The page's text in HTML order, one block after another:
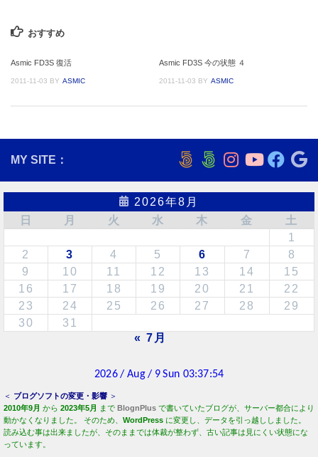
おすすめ
Asmic FD3S 復活
2011-11-03 BY ASMIC
Asmic FD3S 今の状態 ４
2011-11-03 BY ASMIC
MY SITE：
2026年8月
日
月 火 水 木 金
土
1
2
3 4 5 6 7
8
9
10 11 12 13 14
15
16
17 18 19 20 21
22
23
24 25 26 27 28
29
30
31
« 7月
＜ ブログソフトの変更・影響 ＞
2010年9月 から 2023年5月 まで BlognPlus で書いていたブログが、サーバー都合により
動かなくなりました。 そのため、 WordPress に変更し、データを引っ越ししました。
読み込む事は出来ましたが、そのままでは体裁が整わず、古い記事は見にくい状態にな
っています。